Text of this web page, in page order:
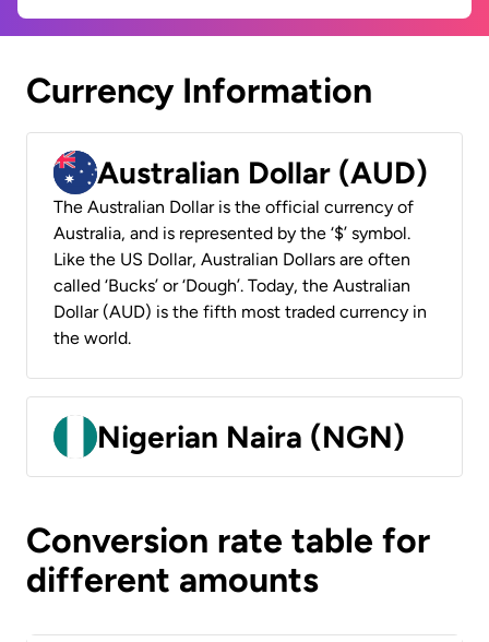
Currency Information
Australian Dollar (AUD)
The Australian Dollar is the official currency of
Australia, and is represented by the ‘$’ symbol.
Like the US Dollar, Australian Dollars are often
called ‘Bucks’ or ‘Dough’. Today, the Australian
Dollar (AUD) is the fifth most traded currency in
the world.
Nigerian Naira (NGN)
Conversion rate table for
different amounts